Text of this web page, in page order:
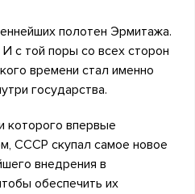
полотен Эрмитажа.
с той поры со всех сторон
времени стал именно
государства.
которого впервые
СССР скупал самое новое
внедрения в
обеспечить их